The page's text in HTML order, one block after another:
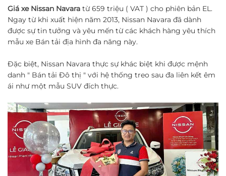
Giá xe Nissan Navara từ 659 triệu ( VAT ) cho phiên bản EL.
Ngay từ khi xuất hiện năm 2013, Nissan Navara đã dành
được sự tin tưởng và yêu mến từ các khách hàng yêu thích
mẫu xe Bán tải địa hình đa năng này.
Đặc biệt, Nissan Navara thực sự khác biệt khi được mệnh
danh " Bán tải Đô thị " với hệ thống treo sau đa liên kết êm
ái như một mẫu SUV đích thực.